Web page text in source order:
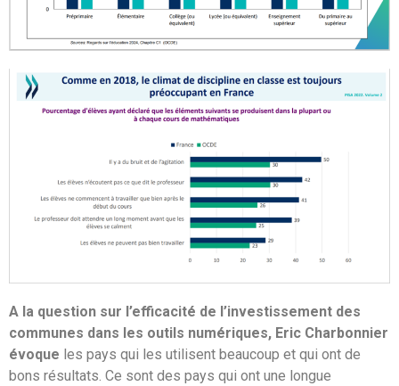
A la question sur l’efficacité de l’investissement des
communes dans les outils numériques, Eric Charbonnier
évoque les pays qui les utilisent beaucoup et qui ont de
bons résultats. Ce sont des pays qui ont une longue